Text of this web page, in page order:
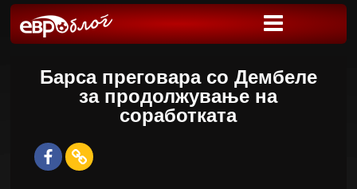
Барса преговара со Дембеле
за продолжување на
соработката